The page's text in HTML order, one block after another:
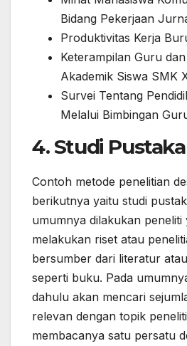
Bidang Pekerjaan
Produktivitas Kerja
Keterampilan Guru
Akademik Siswa SMK
Survei Tentang
Melalui Bimbingan
4. Studi Pustaka
Contoh metode penelitian
berikutnya yaitu studi
umumnya dilakukan peneliti
melakukan riset atau
bersumber dari literatur
seperti buku. Pada
dahulu akan mencari
relevan dengan topik
membacanya satu persatu